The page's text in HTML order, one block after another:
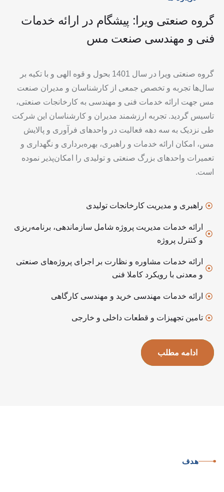
گروه صنعتی ویرا: پیشگام در ارائه خدمات
فنی و مهندسی صنعت مس
گروه صنعتی ویرا در سال 1401 بحول و قوه الهی و با تکیه بر
سال‌ها تجربه و تخصص جمعی از کارشناسان و مدیران صنعت
مس جهت ارائه خدمات فنی و مهندسی به کارخانجات صنعتی،
تاسیس گردید. تجربه ارزشمند مدیران و کارشناسان این شرکت
طی نزدیک به سه دهه فعالیت در واحدهای فرآوری و پالایش
مس، امکان ارائه خدمات و راهبری، بهره‌برداری و نگهداری و
تعمیرات واحدهای بزرگ صنعتی و تولیدی را امکان‌پذیر نموده
است.
راهبری و مدیریت کارخانجات تولیدی
ارائه خدمات مدیریت پروژه شامل سازماندهی، برنامه‌ریزی
و کنترل پروژه
ارائه خدمات مشاوره و نظارت بر اجرای پروژه‌های صنعتی
و معدنی با رویکرد کاملا فنی
ارائه خدمات مهندسی خرید و مهندسی کارگاهی
تامین تجهیزات و قطعات داخلی و خارجی
ادامه مطلب
هدف